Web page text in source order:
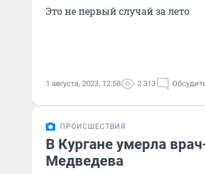
Это не первый случай за лето
1 августа, 2023, 12:58 2 313
ПРОИСШЕСТВИЯ
В Кургане умерла
Медведева